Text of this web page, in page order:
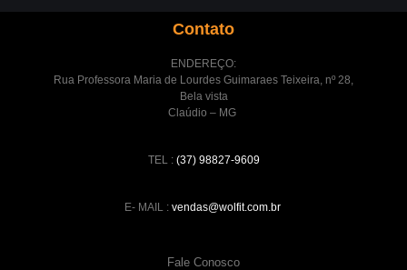
Contato
ENDEREÇO:
Rua Professora Maria de Lourdes Guimaraes Teixeira, nº 28,
Bela vista
Claúdio – MG
TEL : (37) 98827-9609
E- MAIL : vendas@wolfit.com.br
Fale Conosco